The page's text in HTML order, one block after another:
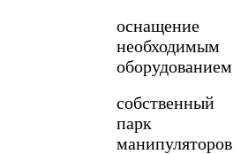
оснащение
необходимым
оборудованием
собственный
парк
манипуляторов